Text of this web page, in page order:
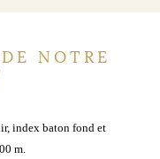
NOTRE
index baton fond et
m.